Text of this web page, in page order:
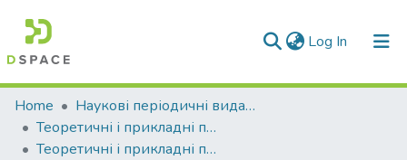
Log In (current)
Communities & Collections
All of DSpace
Home
Наукові періодичні видання СНУ ім. В. Даля
Теоретичні і прикладні проблеми психології та соціальної роботи
Теоретичні і прикладні проблеми психології. – 2020 р.